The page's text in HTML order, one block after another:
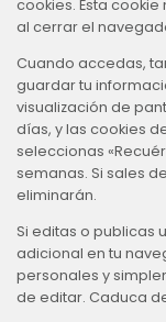
cookies. Esta
al cerrar el
Cuando accedas,
guardar tu
visualización de
días, y las cookies
seleccionas
semanas. Si sales
eliminarán.
Si editas o publicas
adicional en tu
personales y
de editar. Caduca